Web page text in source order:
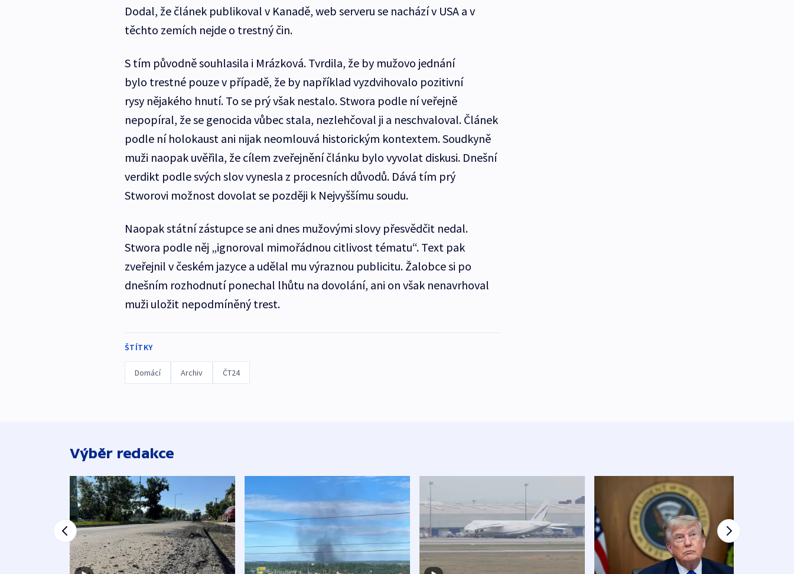
Dodal, že článek publikoval v Kanadě, web serveru se nachází v USA a v
těchto zemích nejde o trestný čin.
S tím původně souhlasila i Mrázková. Tvrdila, že by mužovo jednání
bylo trestné pouze v případě, že by například vyzdvihovalo pozitivní
rysy nějakého hnutí. To se prý však nestalo. Stwora podle ní veřejně
nepopíral, že se genocida vůbec stala, nezlehčoval ji a neschvaloval. Článek
podle ní holokaust ani nijak neomlouvá historickým kontextem. Soudkyně
muži naopak uvěřila, že cílem zveřejnění článku bylo vyvolat diskusi. Dnešní
verdikt podle svých slov vynesla z procesních důvodů. Dává tím prý
Stworovi možnost dovolat se později k Nejvyššímu soudu.
Naopak státní zástupce se ani dnes mužovými slovy přesvědčit nedal.
Stwora podle něj „ignoroval mimořádnou citlivost tématu“. Text pak
zveřejnil v českém jazyce a udělal mu výraznou publicitu. Žalobce si po
dnešním rozhodnutí ponechal lhůtu na dovolání, ani on však nenavrhoval
muži uložit nepodmíněný trest.
ŠTÍTKY
Domácí Archiv ČT24
Výběr redakce